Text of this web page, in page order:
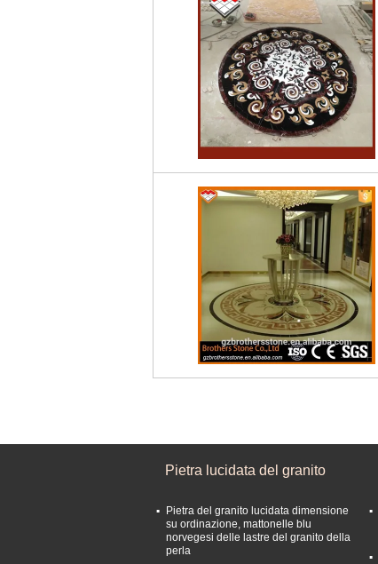
Pietra lucidata del granito
Pietra del granito lucidata dimensione
su ordinazione, mattonelle blu
norvegesi delle lastre del granito della
perla